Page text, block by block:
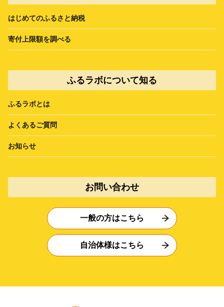
はじめてのふるさと納税
寄付上限額を調べる
ふるラボについて知る
ふるラボとは
よくあるご質問
お知らせ
お問い合わせ
一般の方はこちら
自治体様はこちら